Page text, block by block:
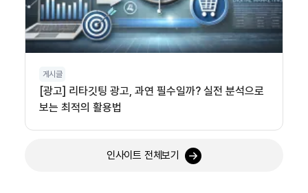
게시글
[광고] 리타깃팅 광고, 과연 필수일까? 실전 분석으로
보는 최적의 활용법
인사이트 전체보기